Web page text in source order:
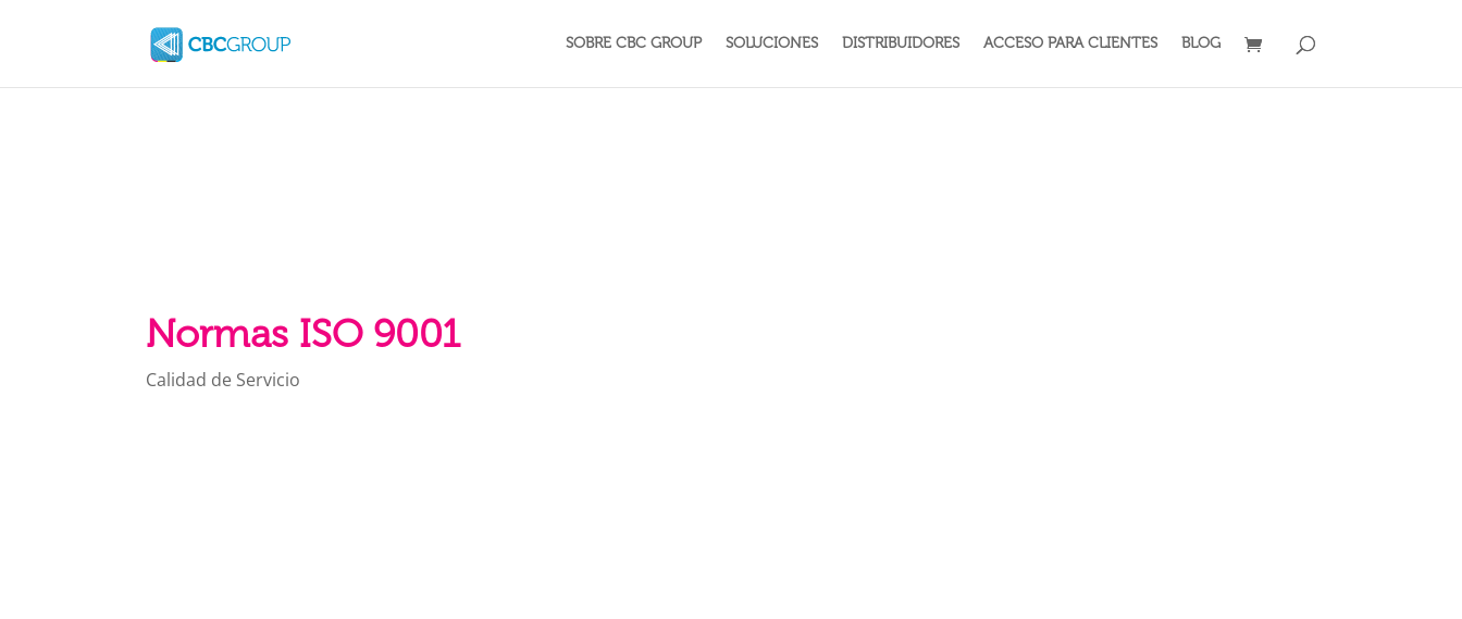
SOBRE CBC GROUP SOLUCIONES DISTRIBUIDORES ACCESO PARA CLIENTES BLOG
Normas ISO 9001
Calidad de Servicio